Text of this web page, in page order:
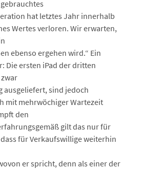
hat letztes Jahr innerhalb
Wertes verloren. Wir erwarten,
ebenso ergehen wird.“ Ein
Die ersten iPad der dritten
ausgeliefert, sind jedoch
mit mehrwöchiger Wartezeit
den
gilt das nur für
für Verkaufswillige weiterhin
er spricht, denn als einer der